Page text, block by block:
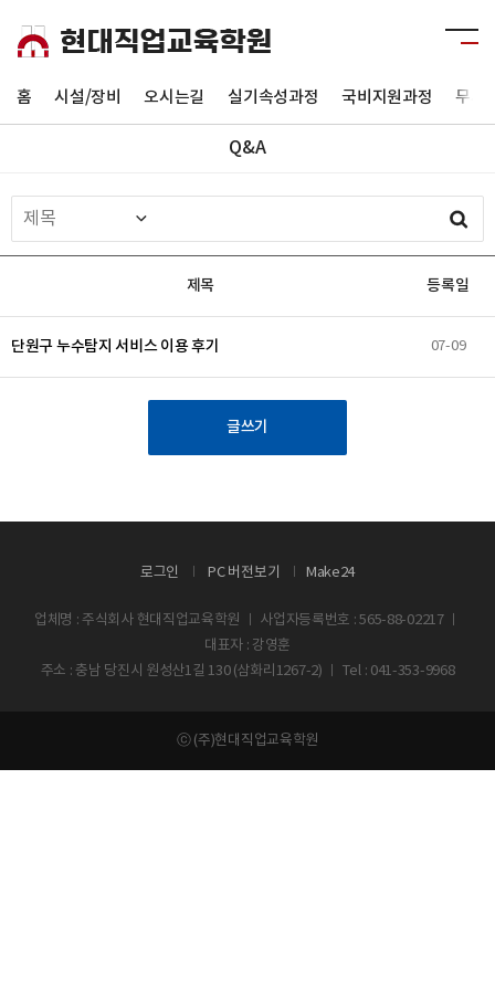
홈 시설/장비 오시는길 실기속성과정 국비지원과정 무시
Q&A
제목 등록일
단원구 누수탐지 서비스 이용 후기 07-09
글쓰기
로그인 PC 버전보기 Make24
업체명 : 주식회사 현대직업교육학원 ㅣ 사업자등록번호 : 565-88-02217 ㅣ
대표자 : 강영훈
주소 : 충남 당진시 원성산1길 130 (삼화리1267-2) ㅣ Tel : 041-353-9968
ⓒ (주)현대직업교육학원